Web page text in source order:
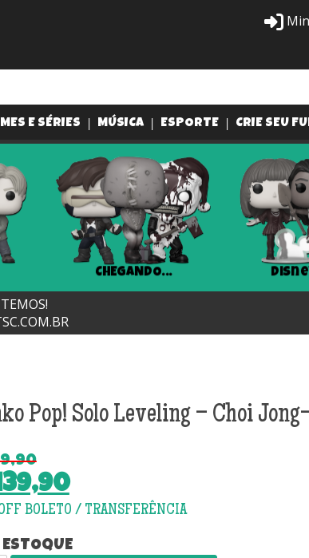
E SÉRIES MÚSICA ESPORTE CRIE SEU
CHEGANDO...
Pop! Solo Leveling – Choi
ESTOQUE